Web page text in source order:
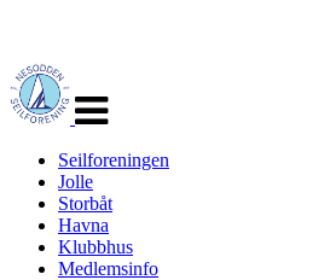
navigasjon
Seilforeningen
Jolle
Storbåt
Havna
Klubbhus
Medlemsinfo